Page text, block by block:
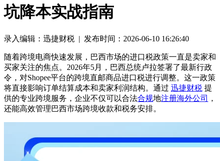
坑降本实战指南
录入编辑：迅捷财税 | 发布时间：2026-06-10 16:26:40
随着跨境电商快速发展，巴西市场的进口税政策一直是卖家和
买家关注的焦点。2026年5月，巴西总统卢拉签署了最新行政
令，对Shopee平台的跨境直邮商品进口税进行调整。这一政策
将直接影响订单结算成本和卖家利润结构。通过 迅捷财税 提
供的专业跨境服务，企业不仅可以合法合规地注册海外公司
，
还能高效管理巴西市场跨境收款和税务安排。